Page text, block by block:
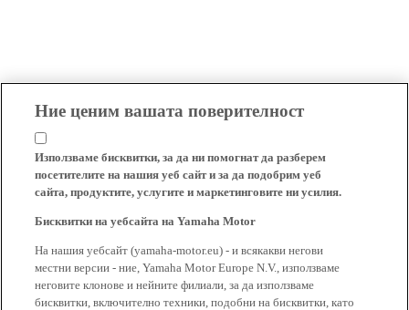
Ние ценим вашата поверителност
Използваме бисквитки, за да ни помогнат да разберем
посетителите на нашия уеб сайт и за да подобрим уеб
сайта, продуктите, услугите и маркетинговите ни усилия.
Бисквитки на уебсайта на Yamaha Motor
На нашия уебсайт (yamaha-motor.eu) - и всякакви негови
местни версии - ние, Yamaha Motor Europe N.V., използваме
неговите клонове и нейните филиали, за да използваме
бисквитки, включително техники, подобни на бисквитки, като